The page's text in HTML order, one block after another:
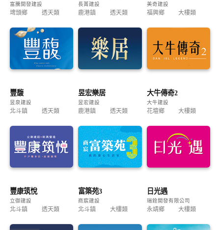
富騰開發建設
埤頭鄉 透天類
長菁建設
鹿港鎮 透天類
美奇建設
福興鄉 大樓類
豐馥
昱泉建設
北斗鎮 透天類
昱宏樂居
昱宏建設
鹿港鎮 透天類
大牛傳奇2
大牛建設
花壇鄉 大樓類
豐康筑悅
立御建設
北斗鎮 透天類
富築苑3
商宸建設
北斗鎮 大樓類
日光遇
瑞銓開發有限公司
永靖鄉 大樓類